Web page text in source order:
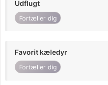
Udflugt
Fortæller dig
Favorit kæledyr
Fortæller dig